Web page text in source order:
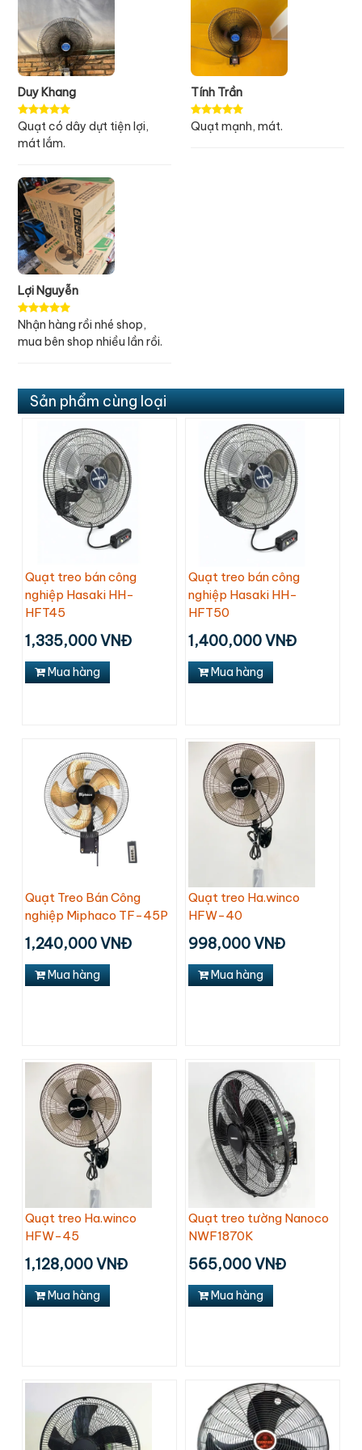
Duy Khang
Quạt có dây dựt tiện lợi,
mát lắm.
Tính Trần
Quạt mạnh, mát.
Lợi Nguyễn
Nhận hàng rồi nhé shop,
mua bên shop nhiều lần rồi.
Sản phẩm cùng loại
Quạt treo bán công
nghiệp Hasaki HH-
HFT45
1,335,000 VNĐ
Mua hàng
Quạt treo bán công
nghiệp Hasaki HH-
HFT50
1,400,000 VNĐ
Mua hàng
Quạt Treo Bán Công
nghiệp Miphaco TF-45P
1,240,000 VNĐ
Mua hàng
Quạt treo Ha.winco
HFW-40
998,000 VNĐ
Mua hàng
Quạt treo Ha.winco
HFW-45
1,128,000 VNĐ
Mua hàng
Quạt treo tường Nanoco
NWF1870K
565,000 VNĐ
Mua hàng